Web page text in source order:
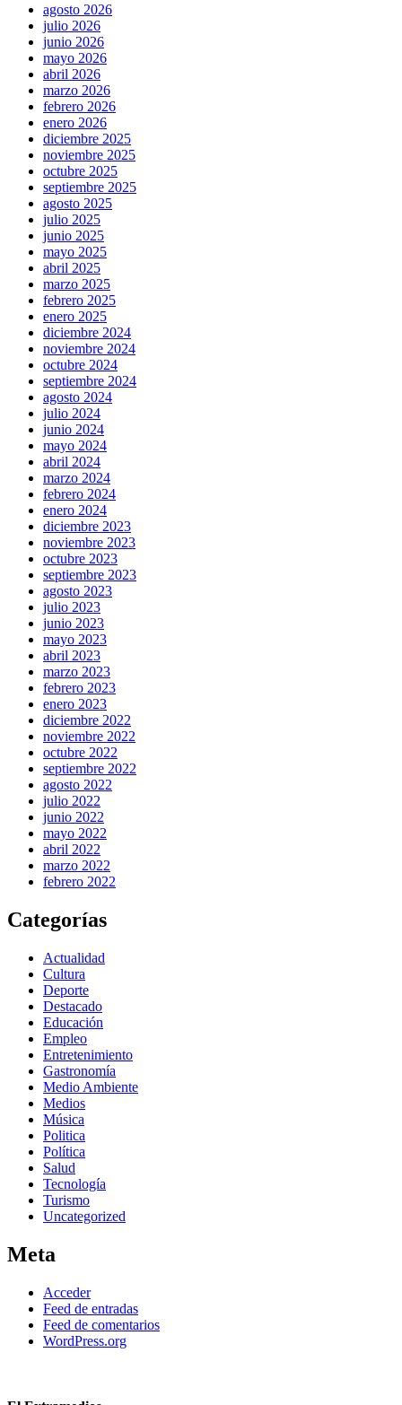
agosto 2026
julio 2026
junio 2026
mayo 2026
abril 2026
marzo 2026
febrero 2026
enero 2026
diciembre 2025
noviembre 2025
octubre 2025
septiembre 2025
agosto 2025
julio 2025
junio 2025
mayo 2025
abril 2025
marzo 2025
febrero 2025
enero 2025
diciembre 2024
noviembre 2024
octubre 2024
septiembre 2024
agosto 2024
julio 2024
junio 2024
mayo 2024
abril 2024
marzo 2024
febrero 2024
enero 2024
diciembre 2023
noviembre 2023
octubre 2023
septiembre 2023
agosto 2023
julio 2023
junio 2023
mayo 2023
abril 2023
marzo 2023
febrero 2023
enero 2023
diciembre 2022
noviembre 2022
octubre 2022
septiembre 2022
agosto 2022
julio 2022
junio 2022
mayo 2022
abril 2022
marzo 2022
febrero 2022
Categorías
Actualidad
Cultura
Deporte
Destacado
Educación
Empleo
Entretenimiento
Gastronomía
Medio Ambiente
Medios
Música
Politica
Política
Salud
Tecnología
Turismo
Uncategorized
Meta
Acceder
Feed de entradas
Feed de comentarios
WordPress.org